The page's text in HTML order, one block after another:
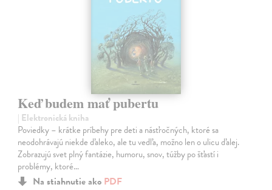
Keď budem mať pubertu
| Elektronická kniha
Poviedky – krátke príbehy pre deti a násťročných, ktoré sa
neodohrávajú niekde ďaleko, ale tu vedľa, možno len o ulicu ďalej.
Zobrazujú svet plný fantázie, humoru, snov, túžby po šťastí i
problémy, ktoré…
Na stiahnutie ako PDF